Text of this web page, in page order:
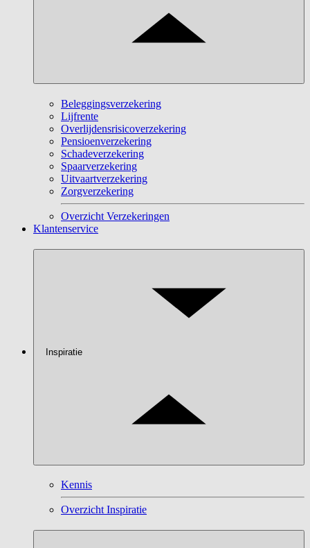
Beleggingsverzekering
Lijfrente
Overlijdensrisicoverzekering
Pensioenverzekering
Schadeverzekering
Spaarverzekering
Uitvaartverzekering
Zorgverzekering
Overzicht Verzekeringen
Klantenservice
Inspiratie
Kennis
Overzicht Inspiratie